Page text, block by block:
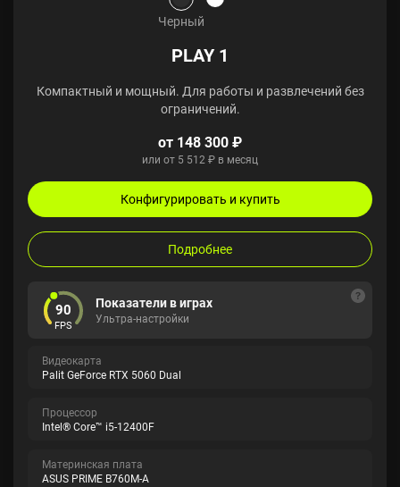
Черный
PLAY 1
Компактный и мощный. Для работы и развлечений без
ограничений.
от 148 300 ₽
или от 5 512 ₽ в месяц
Конфигурировать и купить
Подробнее
90
FPS
Показатели в играх
Ультра-настройки
Видеокарта
Palit GeForce RTX 5060 Dual
Процессор
Intel® Core™ i5-12400F
Материнская плата
ASUS PRIME B760M-A